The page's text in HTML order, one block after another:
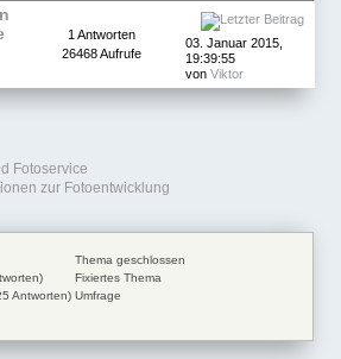
1 Antworten
26468 Aufrufe
03. Januar 2015,
19:39:55
von Viktor
Fotoservice
zur Fotoentwicklung
Antworten)
Thema geschlossen
Fixiertes Thema
Umfrage